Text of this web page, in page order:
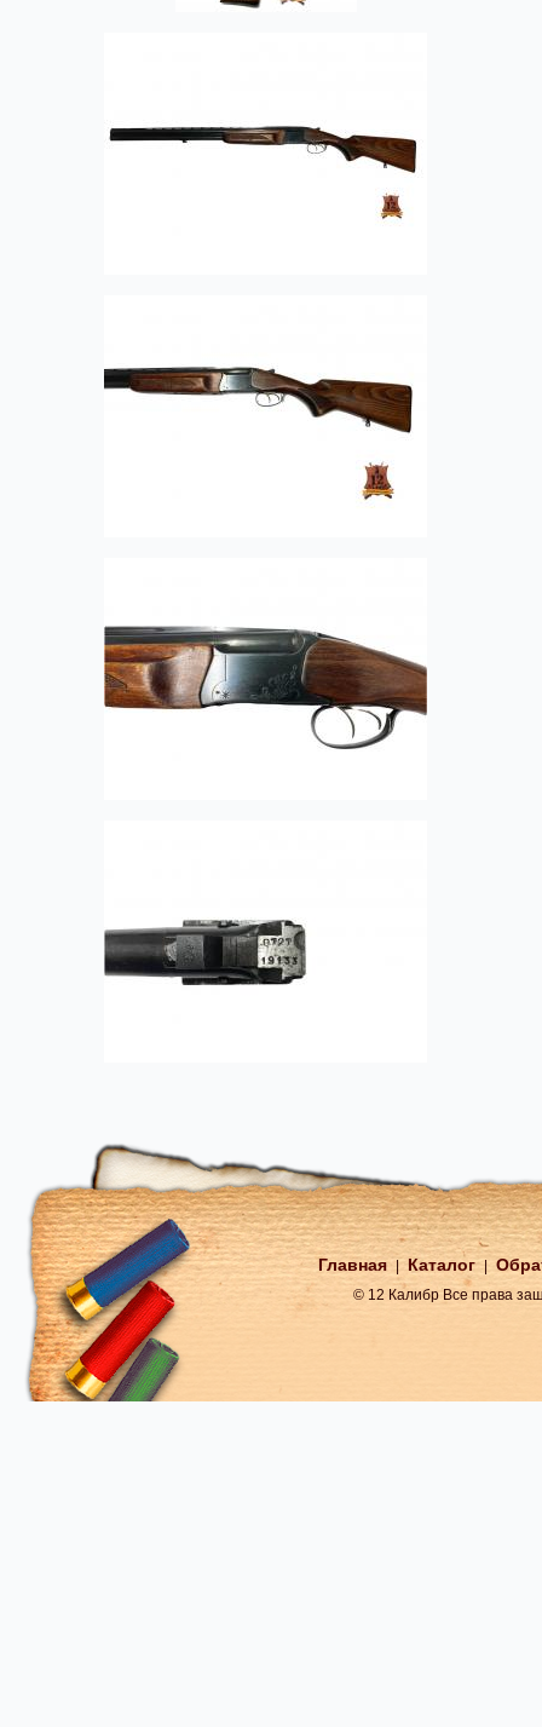
Главная Каталог
© 12 Калибр Все права